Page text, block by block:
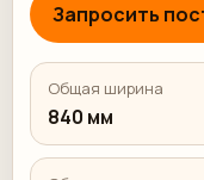
Запросить
Общая ширина
840 мм